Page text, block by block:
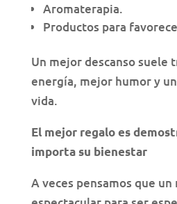
Aromaterapia.
Productos para
Un mejor descanso suele
energía, mejor humor y
vida.
El mejor regalo es
importa su bienestar
A veces pensamos que